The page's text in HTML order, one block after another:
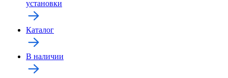
установки
Каталог
В наличии